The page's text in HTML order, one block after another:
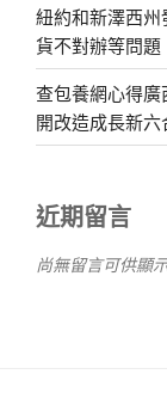
紐約和新澤西
貨不對辦等問題
查包養網心得
開改造成長新六
近期留言
尚無留言可供顯